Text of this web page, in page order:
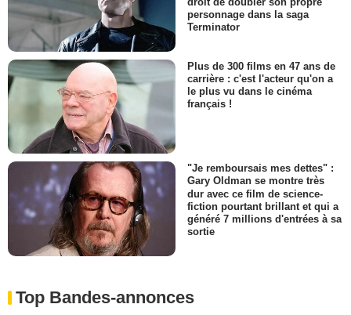
personnage dans la saga
Terminator
Plus de 300 films en 47 ans de
carrière : c'est l'acteur qu'on a
le plus vu dans le cinéma
français !
"Je remboursais mes dettes" :
Gary Oldman se montre très
dur avec ce film de science-
fiction pourtant brillant et qui a
généré 7 millions d'entrées à sa
sortie
Top Bandes-annonces